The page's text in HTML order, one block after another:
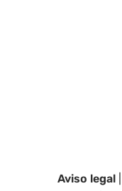
Aviso legal